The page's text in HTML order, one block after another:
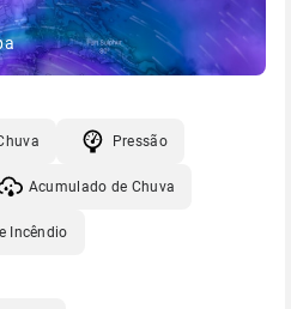
Pressão
Acumulado de Chuva
Incêndio